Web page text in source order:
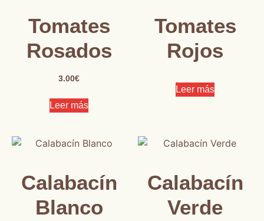
Tomates
Rosados
3.00€
Leer más
Tomates
Rojos
Leer más
Calabacín
Blanco
Calabacín
Verde